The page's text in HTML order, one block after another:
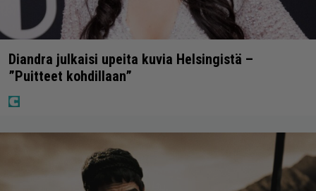
Diandra julkaisi upeita kuvia Helsingistä –
”Puitteet kohdillaan”